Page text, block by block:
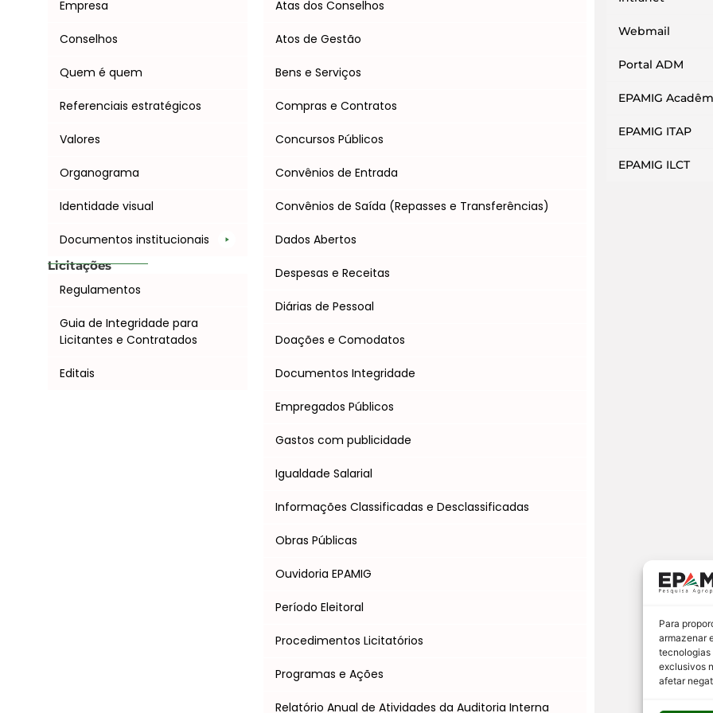
Para
armazenar
tecnologias
exclusivos
afetar
Empresa
Conselhos
Quem é quem
Referenciais estratégicos
Valores
Organograma
Identidade visual
Documentos institucionais
Licitações
Regulamentos
Guia de Integridade para
Licitantes e Contratados
Editais
Atas dos Conselhos
Atos de Gestão
Bens e Serviços
Compras e Contratos
Concursos Públicos
Convênios de Entrada
Convênios de Saída (Repasses e Transferências)
Dados Abertos
Despesas e Receitas
Diárias de Pessoal
Doações e Comodatos
Documentos Integridade
Empregados Públicos
Gastos com publicidade
Igualdade Salarial
Informações Classificadas e Desclassificadas
Obras Públicas
Ouvidoria EPAMIG
Período Eleitoral
Procedimentos Licitatórios
Programas e Ações
Relatório Anual de Atividades da Auditoria Interna
Webmail
Portal ADM
EPAMIG
EPAMIG ITAP
EPAMIG ILCT